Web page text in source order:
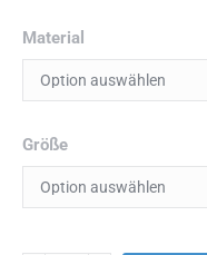
Material
Größe